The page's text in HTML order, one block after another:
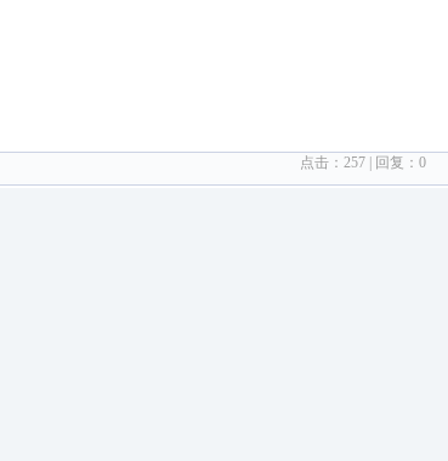
点击： 257 | 回复： 0